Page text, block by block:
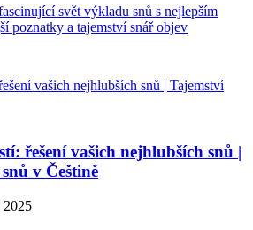
svět výkladu snů s nejlepším
poznatky a tajemství snář objev
řešení vašich nejhlubších snů |
v Češtině
2025